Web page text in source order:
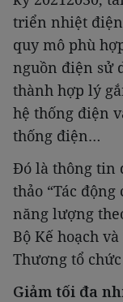
triển nhiệt
quy mô phù
nguồn điện sử
thành hợp lý
hệ thống điện
thống điện…
Đó là thông tin
thảo “Tác động
năng lượng
Bộ Kế hoạch
Thương tổ
Giảm tối đa